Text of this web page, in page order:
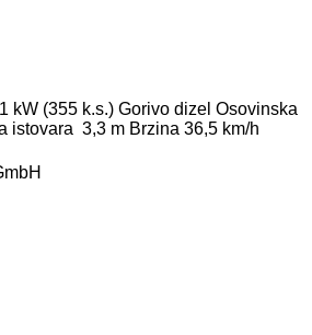
kW (355 k.s.) Gorivo dizel Osovinska
istovara 3,3 m Brzina 36,5 km/h